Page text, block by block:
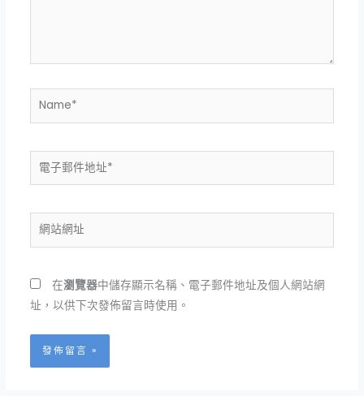
Name*
電
*
網
址
在瀏覽器中儲存顯示名稱、電子郵件地址及個人網站網
址，以供下次發佈留言時使用。